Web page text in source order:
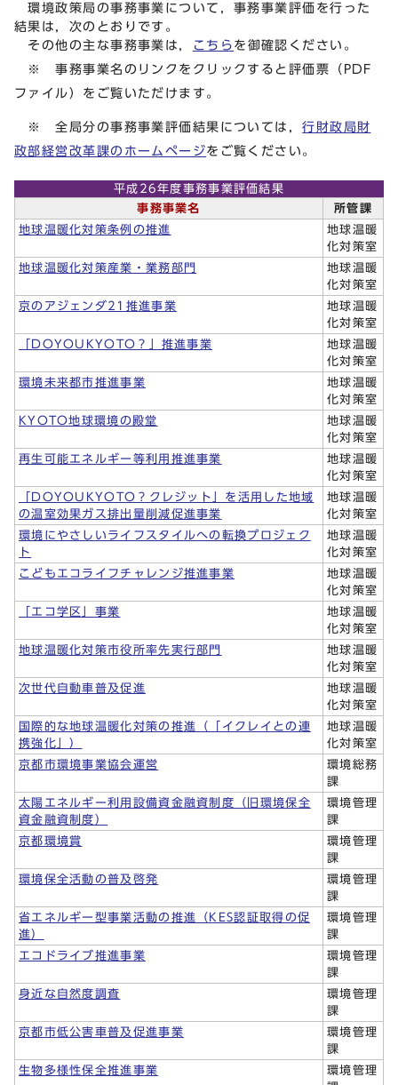
環境政策局の事務事業について，事務事業評価を行った
結果は，次のとおりです。
その他の主な事務事業は，
こちら を御確認ください。
※ 事務事業名のリンクをクリックすると評価票（PDF
ファイル）をご覧いただけます。
※ 全局分の事務事業評価結果については，行財政局財
政部経営改革課のホームページをご覧ください。
平成26年度事務事業評価結果
事務事業名
所管課
地球温暖化対策条例の推進
地球温暖
化対策室
地球温暖化対策産業・業務部門
地球温暖
化対策室
京のアジェンダ21推進事業
地球温暖
化対策室
「DOYOUKYOTO？」推進事業
地球温暖
化対策室
環境未来都市推進事業
地球温暖
化対策室
KYOTO地球環境の殿堂
地球温暖
化対策室
再生可能エネルギー等利用推進事業
地球温暖
化対策室
「DOYOUKYOTO？クレジット」を活用した地域
の温室効果ガス排出量削減促進事業
地球温暖
化対策室
環境にやさしいライフスタイルへの転換プロジェク
ト
地球温暖
化対策室
こどもエコライフチャレンジ推進事業
地球温暖
化対策室
「エコ学区」事業
地球温暖
化対策室
地球温暖化対策市役所率先実行部門
地球温暖
化対策室
次世代自動車普及促進
地球温暖
化対策室
国際的な地球温暖化対策の推進（「イクレイとの連
携強化」）
地球温暖
化対策室
京都市環境事業協会運営
環境総務
課
太陽エネルギー利用設備資金融資制度（旧環境保全
資金融資制度）
環境管理
課
京都環境賞
環境管理
課
環境保全活動の普及啓発
環境管理
課
省エネルギー型事業活動の推進（KES認証取得の促
進）
環境管理
課
エコドライブ推進事業
環境管理
課
身近な自然度調査
環境管理
課
京都市低公害車普及促進事業
環境管理
課
生物多様性保全推進事業
環境管理